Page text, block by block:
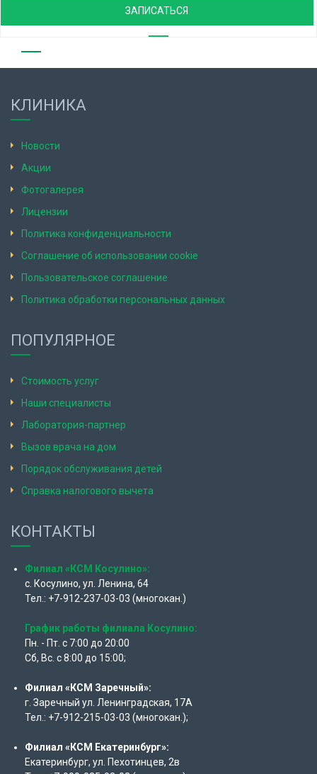
ЗАПИСАТЬСЯ
КЛИНИКА
Новости
Акции
Фотогалерея
Лицензии
Политика конфиденциальности
Соглашение об использовании cookie
Пользовательское соглашение
Политика обработки персональных данных
ПОПУЛЯРНОЕ
Стоимость услуг
Наши специалисты
Лаборатория-партнер
Вызов врача на дом
Порядок обслуживания детей
Справка налогового вычета
КОНТАКТЫ
Филиал «КСМ Косулино»:
с. Косулино, ул. Ленина, 64
Тел.: +7-912-237-03-03 (многокан.)
График работы филиала Косулино:
Пн. - Пт. с 7:00 до 20:00
Сб, Вс. с 8:00 до 15:00;
Филиал «КСМ Заречный»:
г. Заречный ул. Ленинградская, 17А
Тел.: +7-912-215-03-03 (многокан.);
Филиал «КСМ Екатеринбург»:
Екатеринбург, ул. Пехотинцев, 2в